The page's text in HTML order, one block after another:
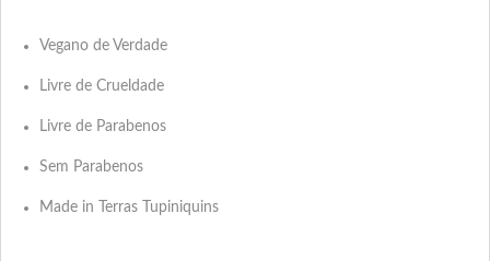
Vegano de Verdade
Livre de Crueldade
Livre de Parabenos
Sem Parabenos
Made in Terras Tupiniquins